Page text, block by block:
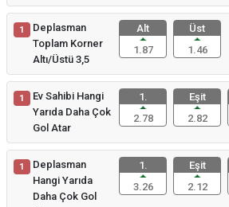
1
Deplasman
Toplam Korner
Altı/Üstü 3,5
Alt
1.87
Üst
1.46
1
Ev Sahibi Hangi
Yarıda Daha Çok
Gol Atar
1.
2.78
Eşit
2.82
1
Deplasman
Hangi Yarıda
Daha Çok Gol
1.
3.26
Eşit
2.12